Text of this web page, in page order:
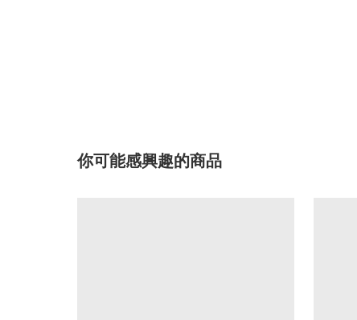
你可能感興趣的商品